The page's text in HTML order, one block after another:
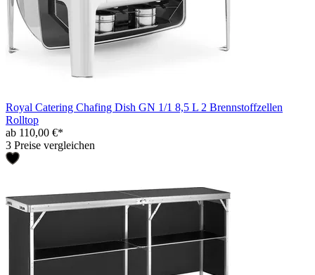
Royal Catering Chafing Dish GN 1/1 8,5 L 2 Brennstoffzellen
Rolltop
ab 110,00 €*
3 Preise vergleichen